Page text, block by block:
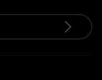
Sign up